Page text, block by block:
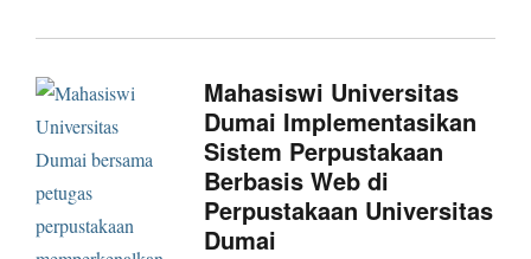
Mahasiswi Universitas
Dumai Implementasikan
Sistem Perpustakaan
Berbasis Web di
Perpustakaan Universitas
Dumai